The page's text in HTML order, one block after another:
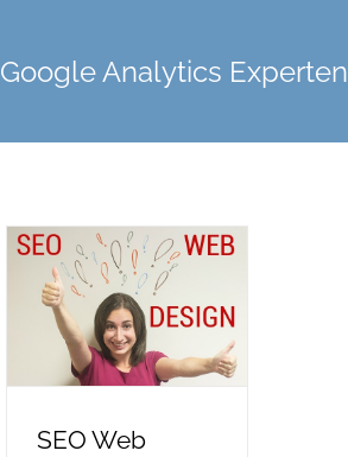
Google Analytics Experten
SEO Web